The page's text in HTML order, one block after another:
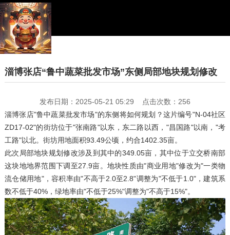
淄博张店“鲁中蔬菜批发市场”东侧局部地块规划修改
发布日期：2025-05-21 05:29 点击次数：256
淄博张店"鲁中蔬菜批发市场"的东侧将如何规划？这片编号"N-04社区
ZD17-02"的街坊位于"张南路"以东，东二路以西，"昌国路"以南，"考
工路"以北。街坊用地面积93.49公顷，约合1402.35亩。
此次局部地块规划修改涉及到其中的349.05亩，其中位于立交桥南部
这块地地界范围下调至27.9亩。地块性质由"商业用地"修改为"一类物
流仓储用地"，容积率由"不高于2.0至2.8"调整为"不低于1.0"，建筑系
数不低于40%，绿地率由"不低于25%"调整为"不高于15%"。